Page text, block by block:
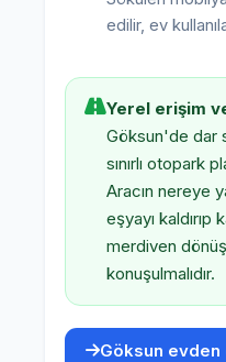
edilir, ev
Yerel erişim
Göksun'de dar
sınırlı otopark
Aracın nereye
eşyayı kaldırıp
merdiven
konuşulmalıdır.
Göksun evden